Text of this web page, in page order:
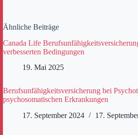
Ähnliche Beiträge
Canada Life
verbesserten Bedingungen
19. Mai 2025
Berufsunfähigkeitsversicherung bei
psychosomatischen Erkrankungen
17. September 2024
17.